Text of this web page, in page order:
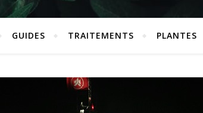
GUIDES TRAITEMENTS PLANTES